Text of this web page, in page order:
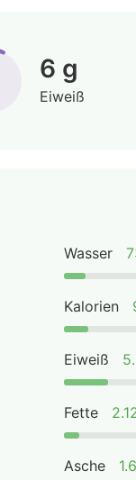
6 g
Eiweiß
Wasser
Kalorien
Eiweiß
Fette
Asche